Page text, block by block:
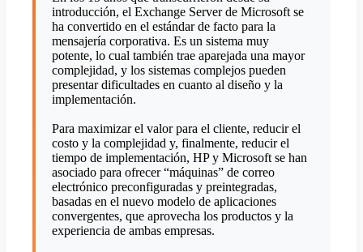
introducción, el Exchange Server de Microsoft se
ha convertido en el estándar de facto para la
mensajería corporativa. Es un sistema muy
potente, lo cual también trae aparejada una mayor
complejidad, y los sistemas complejos pueden
presentar dificultades en cuanto al diseño y la
implementación.
Para maximizar el valor para el cliente, reducir el
costo y la complejidad y, finalmente, reducir el
tiempo de implementación, HP y Microsoft se han
asociado para ofrecer “máquinas” de correo
electrónico preconfiguradas y preintegradas,
basadas en el nuevo modelo de aplicaciones
convergentes, que aprovecha los productos y la
experiencia de ambas empresas.